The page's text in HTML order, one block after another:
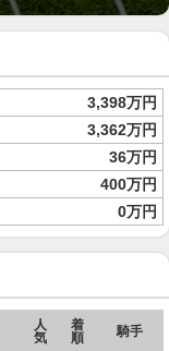
3,398万円
3,362万円
36万円
400万円
0万円
人
気
着
順
騎手